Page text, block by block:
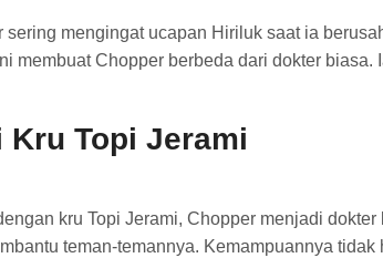
sering mengingat ucapan Hiriluk saat ia
membuat Chopper berbeda dari dokter
Kru Topi Jerami
kru Topi Jerami, Chopper menjadi
teman-temannya. Kemampuannya